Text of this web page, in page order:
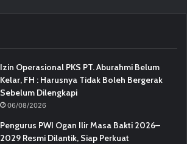
Izin Operasional PKS PT. Aburahmi Belum
Kelar, FH : Harusnya Tidak Boleh Bergerak
Sebelum Dilengkapi
06/08/2026
Pengurus PWI Ogan Ilir Masa Bakti 2026–
2029 Resmi Dilantik, Siap Perkuat